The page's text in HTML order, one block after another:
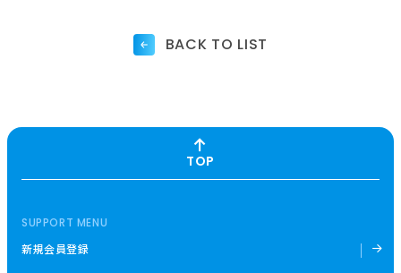
BACK TO LIST
TOP
SUPPORT MENU
新規会員登録